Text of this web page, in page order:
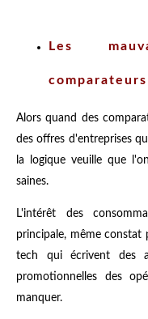
Les
Alors quand des
des offres d'entreprises
la logique veuille que
saines.
L'intérêt des
principale, même constat
tech qui écrivent des
promotionnelles des
manquer.